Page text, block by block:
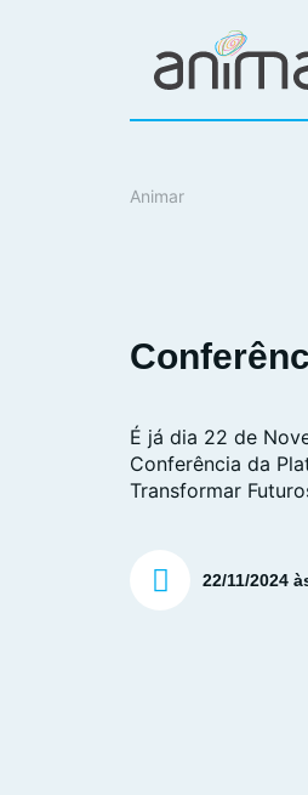
Animar
É já dia 22 de
Conferência da
Transformar
22/11/2024